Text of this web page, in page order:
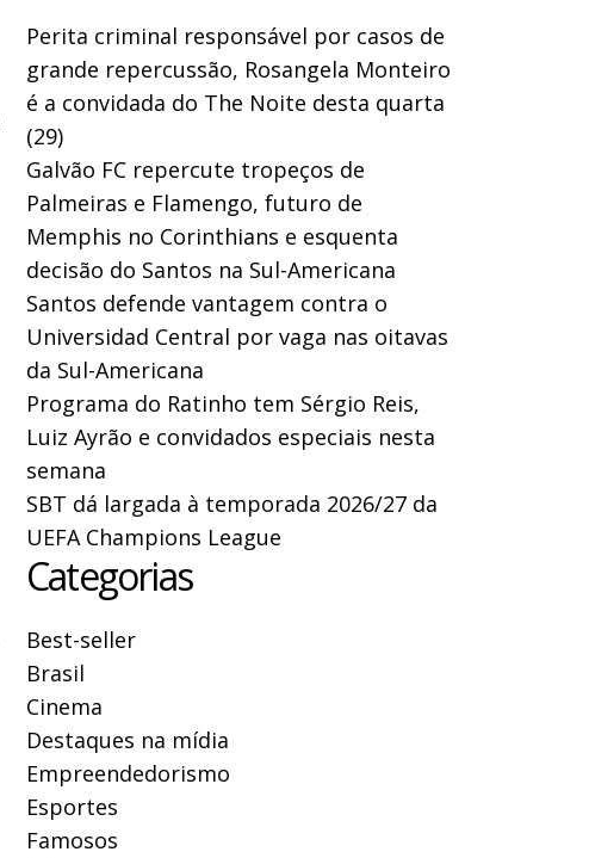
Perita criminal responsável por casos de
grande repercussão, Rosangela Monteiro
é a convidada do The Noite desta quarta
(29)
Galvão FC repercute tropeços de
Palmeiras e Flamengo, futuro de
Memphis no Corinthians e esquenta
decisão do Santos na Sul-Americana
Santos defende vantagem contra o
Universidad Central por vaga nas oitavas
da Sul-Americana
Programa do Ratinho tem Sérgio Reis,
Luiz Ayrão e convidados especiais nesta
semana
SBT dá largada à temporada 2026/27 da
UEFA Champions League
Categorias
Best-seller
Brasil
Cinema
Destaques na mídia
Empreendedorismo
Esportes
Famosos